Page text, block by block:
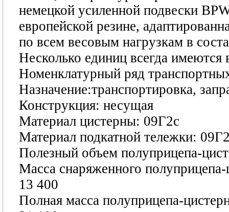
немецкой усиленной подвески
европейской резине,
по всем весовым нагрузкам в
Несколько единиц всегда имеются
Номенклатурный ряд
Назначение:транcпортировка,
Конструкция: несущая
Материал цистерны: 09Г2с
Материал подкатной тележки:
Полезный объем полуприцепа-
Масса снаряженного
13 400
Полная масса полуприцепа-